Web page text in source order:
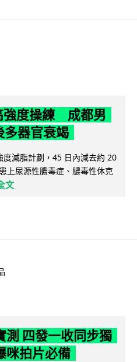
強度操練 成都男
器官衰竭
減脂計劃，45 日內減去約 20
上尿源性膿毒症、膿毒性休克
文
四發一收同步獨
咪拍片必備